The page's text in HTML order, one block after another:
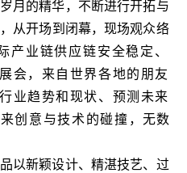
月的精华，不断进行开拓与
从开场到闭幕，现场观众络
产业链供应链安全稳定、
会，来自世界各地的朋友
业趋势和现状、预测未来
创意与技术的碰撞，无数
以新颖设计、精湛技艺、过